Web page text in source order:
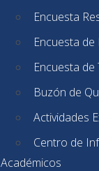
Encuesta
Encuesta de
Encuesta de
Buzón de
Actividades
Centro de
Académicos